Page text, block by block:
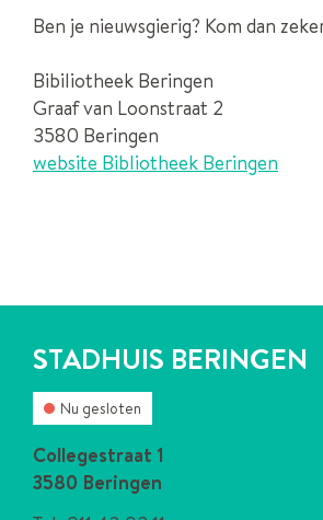
Ben je nieuwsgierig? Kom dan
Bibiliotheek Beringen
Graaf van Loonstraat 2
3580 Beringen
website Bibliotheek Beringen
STADHUIS BERINGEN
Nu gesloten
Contact
Collegestraat 1
,3580 Beringen